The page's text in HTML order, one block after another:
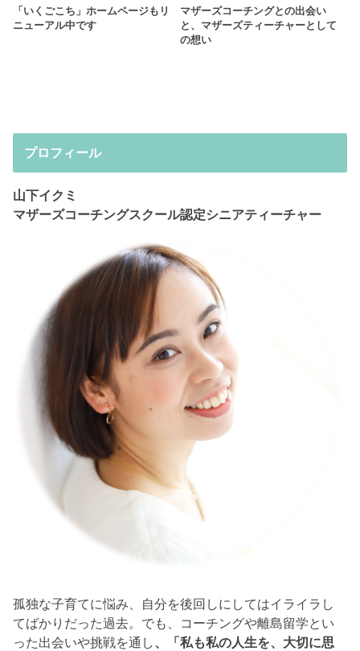
「いくごこち」ホームページもリ
ニューアル中です
マザーズコーチングとの出会い
と、マザーズティーチャーとして
の想い
プロフィール
山下イクミ
マザーズコーチングスクール認定シニアティーチャー
孤独な子育てに悩み、自分を後回しにしてはイライラし
てばかりだった過去。でも、コーチングや離島留学とい
った出会いや挑戦を通し、「私も私の人生を、大切に思